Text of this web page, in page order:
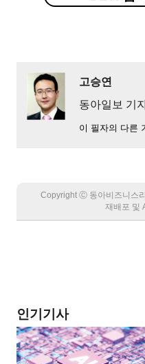
고승연
동아일보 기
이 필자의 다른
Copyright Ⓒ 동아비즈니스
재배포 및
인기기사